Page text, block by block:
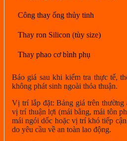
Công thay ống thủy tinh
Thay ron Silicon (tùy size)
Thay phao cơ bình phụ
Báo giá sau khi kiểm tra thực tế,
không phát sinh ngoài thỏa thuận.
Vị trí lắp đặt: Bảng giá trên thường
vị trí thuận lợi (mái bằng, mái tôn
mái ngói dốc hoặc vị trí khó tiếp
do yêu cầu về an toàn lao động.